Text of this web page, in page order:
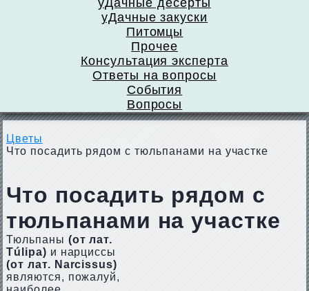
уДачные десерты
уДачные закуски
Питомцы
Прочее
Консультация эксперта
Ответы на вопросы
События
Вопросы
Цветы
Что посадить рядом с тюльпанами на участке
Что посадить рядом с
тюльпанами на участке
Тюльпаны (от лат.
Túlipa) и нарциссы
(от лат. Narcissus)
являются, пожалуй,